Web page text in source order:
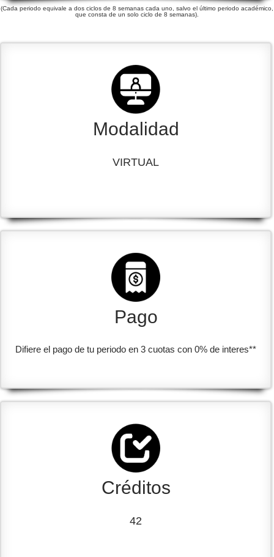
(Cada periodo equivale a dos ciclos de 8 semanas cada uno, salvo el último periodo académico,
que consta de un solo ciclo de 8 semanas).
Modalidad
VIRTUAL
Pago
Difiere el pago de tu periodo en 3 cuotas con 0% de interes**
Créditos
42